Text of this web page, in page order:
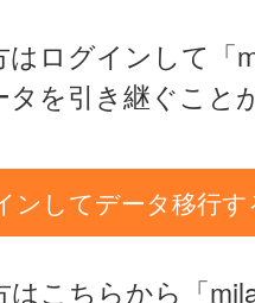
はログインして「
タを引き継ぐこと
ンしてデータ移行す
はこちらから「